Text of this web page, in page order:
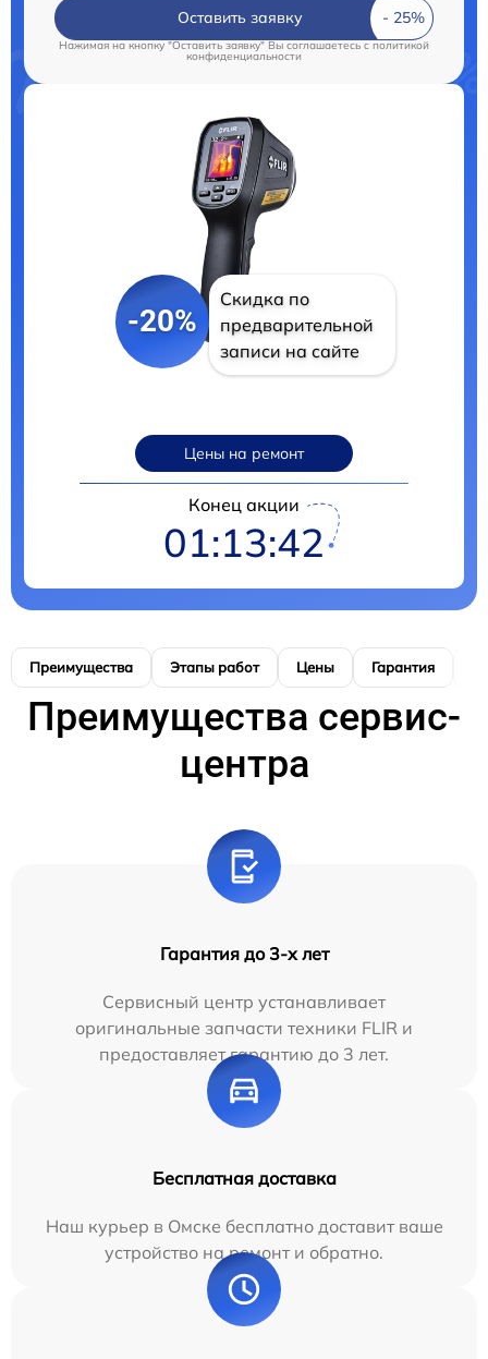
Оставить заявку
Нажимая на кнопку "Оставить заявку" Вы соглашаетесь c политикой
конфиденциальности
-20%
Скидка по
предварительной
записи на сайте
Цены на ремонт
Конец акции
01:13:40
Преимущества Этапы работ Цены Гарантия
Преимущества сервис-
центра
Гарантия до 3-х лет
Сервисный центр устанавливает
оригинальные запчасти техники FLIR и
предоставляет гарантию до 3 лет.
Бесплатная доставка
Наш курьер в Омске бесплатно доставит ваше
устройство на ремонт и обратно.